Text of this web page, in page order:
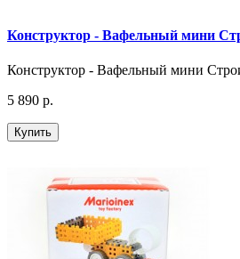
Конструктор - Вафельный мини
Конструктор - Вафельный мини
5 890 р.
Купить